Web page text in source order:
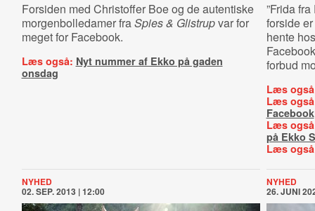
Forsiden med Christoffer Boe og de autentiske
morgenbolledamer fraSpies & Glistrupvar for
meget for Facebook.
Læs også: Nyt nummer af Ekko på gaden
onsdag
”Frida
forside
hente
forbud
Læs
Læs
Facebook
Læs
på Ekko
Læs
NYHED
02. SEP. 2013 | 12:00
NYHED
26. JUNI